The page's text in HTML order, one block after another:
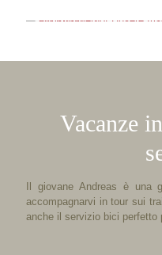
Vacanze
Il giovane Andreas è una
accompagnarvi in tour sui
anche il servizio bici perfetto